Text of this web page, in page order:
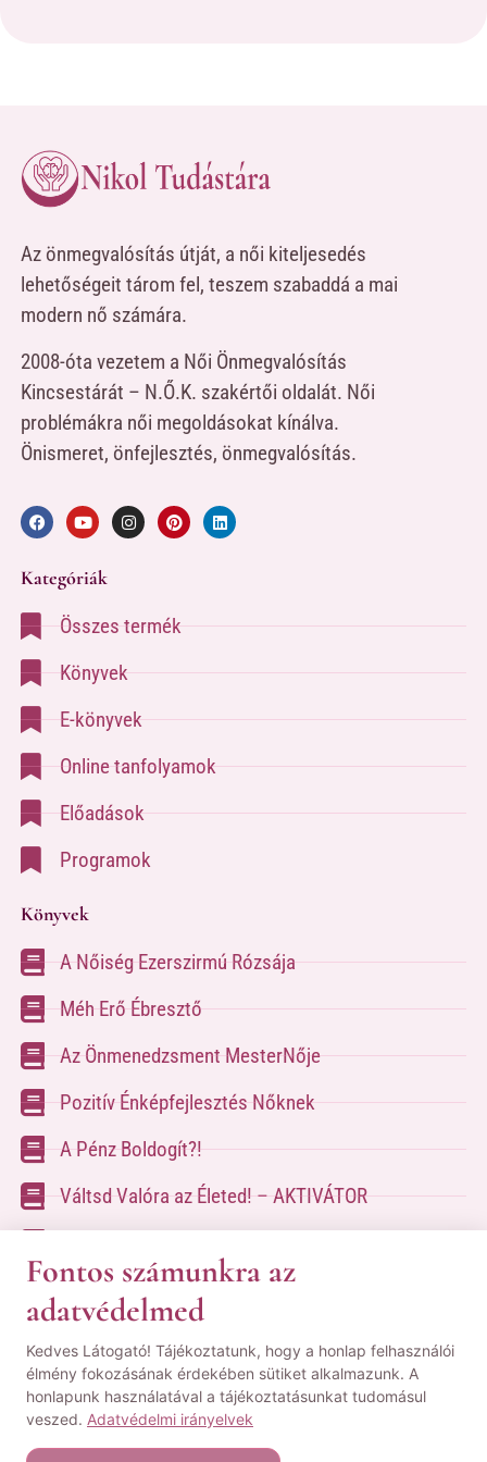
Az önmegvalósítás útját, a női kiteljesedés
lehetőségeit tárom fel, teszem szabaddá a mai
modern nő számára.
2008-óta vezetem a Női Önmegvalósítás
Kincsestárát – N.Ő.K. szakértői oldalát. Női
problémákra női megoldásokat kínálva.
Önismeret, önfejlesztés, önmegvalósítás.
Kategóriák
Összes termék
Könyvek
E-könyvek
Online tanfolyamok
Előadások
Programok
Könyvek
A Nőiség Ezerszirmú Rózsája
Méh Erő Ébresztő
Az Önmenedzsment MesterNője
Pozitív Énképfejlesztés Nőknek
A Pénz Boldogít?!
Váltsd Valóra az Életed! – AKTIVÁTOR
A kapcsolatfelvételhez kérlek tölsd ki az űrlapot
aKapcsolat oldalon
© Minden jog fenntartva! | Pozsgai Nikoletta Tudástára.
|ÁSZF|Adatvédelmi Nyilatkozat
Fontos számunkra az
adatvédelmed
Kedves Látogató! Tájékoztatunk, hogy a honlap felhasználói
élmény fokozásának érdekében sütiket alkalmazunk. A
honlapunk használatával a tájékoztatásunkat tudomásul
veszed. Adatvédelmi irányelvek